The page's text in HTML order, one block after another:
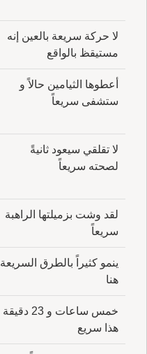
لا حركة سريعة بالعين إنه
مستيقظ بالواقع
أعطوها الثيامين حالاً و
ستشفى سريعاً
لا تقلقي سيعود ثانيةً
لصحته سريعاً
لقد وشت بزميلتها الراهبة
سريعاً
ينمو كثيراً بالطرق السريعة
هنا
خمس ساعات و 23 دقيقة
هذا سريع